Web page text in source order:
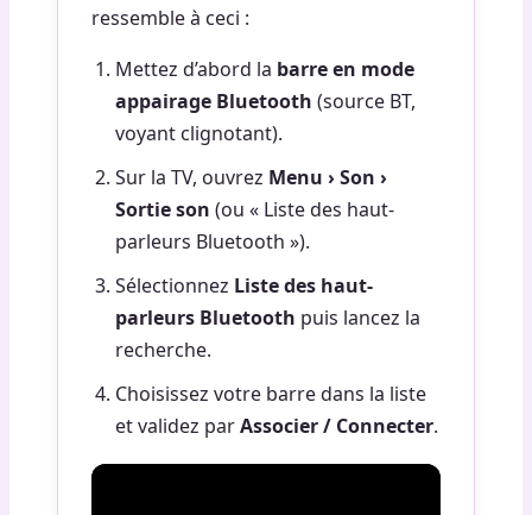
ressemble à ceci :
Mettez d’abord la barre en mode
appairage Bluetooth (source BT,
voyant clignotant).
Sur la TV, ouvrez Menu › Son ›
Sortie son (ou « Liste des haut-
parleurs Bluetooth »).
Sélectionnez Liste des haut-
parleurs Bluetooth puis lancez la
recherche.
Choisissez votre barre dans la liste
et validez parAssocier / Connecter.